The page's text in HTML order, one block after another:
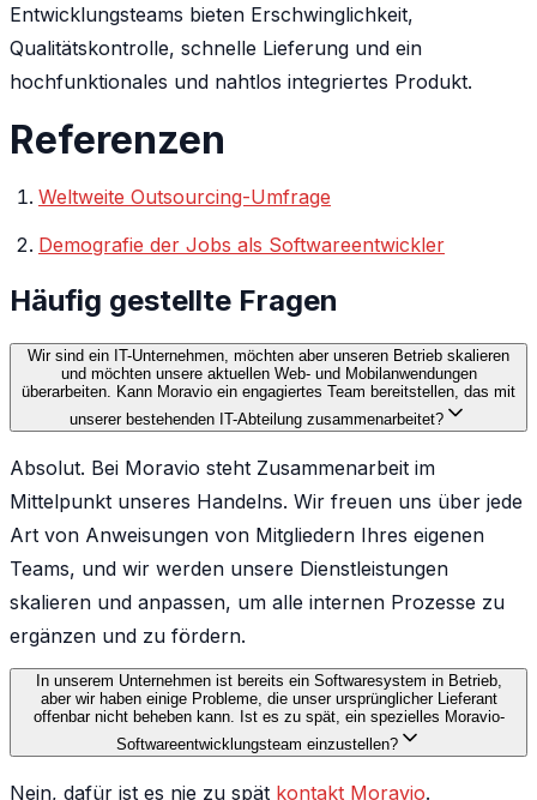
Entwicklungsteams bieten Erschwinglichkeit,
Qualitätskontrolle, schnelle Lieferung und ein
hochfunktionales und nahtlos integriertes Produkt.
Referenzen
Weltweite Outsourcing-Umfrage
Demografie der Jobs als Softwareentwickler
Häufig gestellte Fragen
Wir sind ein IT-Unternehmen, möchten aber unseren Betrieb skalieren
und möchten unsere aktuellen Web- und Mobilanwendungen
überarbeiten. Kann Moravio ein engagiertes Team bereitstellen, das mit
unserer bestehenden IT-Abteilung zusammenarbeitet?
Absolut. Bei Moravio steht Zusammenarbeit im
Mittelpunkt unseres Handelns. Wir freuen uns über jede
Art von Anweisungen von Mitgliedern Ihres eigenen
Teams, und wir werden unsere Dienstleistungen
skalieren und anpassen, um alle internen Prozesse zu
ergänzen und zu fördern.
In unserem Unternehmen ist bereits ein Softwaresystem in Betrieb,
aber wir haben einige Probleme, die unser ursprünglicher Lieferant
offenbar nicht beheben kann. Ist es zu spät, ein spezielles Moravio-
Softwareentwicklungsteam einzustellen?
Nein, dafür ist es nie zu spät kontakt Moravio.